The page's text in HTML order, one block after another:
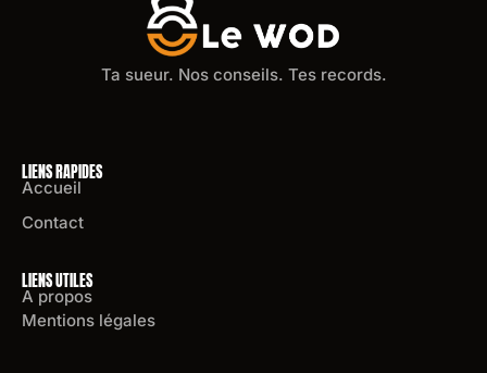
Ta sueur. Nos conseils. Tes records.
LIENS RAPIDES
Accueil
Contact
LIENS UTILES
A propos
Mentions légales